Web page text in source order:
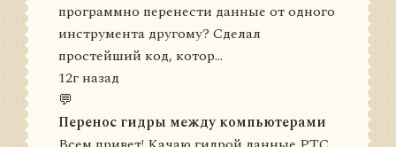
программно перенести данные от одного
инструмента другому? Сделал
простейший код, котор...
12г назад
💬
Перенос гидры между компьютерами